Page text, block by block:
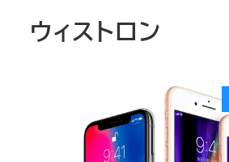
ウィストロン